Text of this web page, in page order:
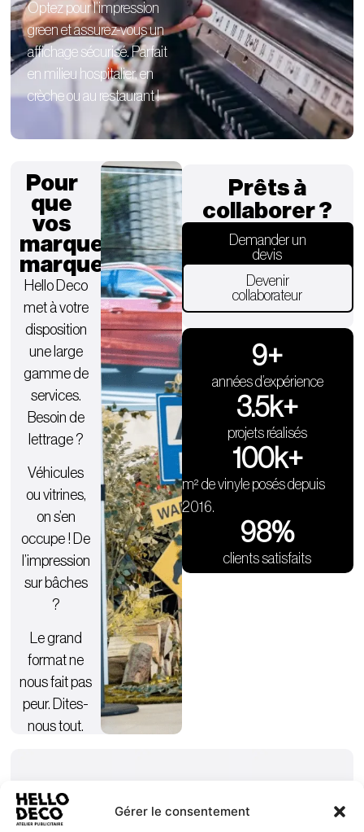
Gérer le consentement
Optez pour l’impression
green et assurez-vous un
affichage sécurisé. Parfait
en milieu hospitalier, en
crèche ou au restaurant !
Pour
que
vos
marques
marquent.
Hello Deco
met à votre
disposition
une large
gamme de
services.
Besoin de
lettrage ?
Véhicules
ou vitrines,
on s’en
occupe ! De
l’impression
sur bâches
?
Le grand
format ne
nous fait pas
peur. Dites-
nous tout.
Prêts à
collaborer ?
Demander un
devis
Devenir
collaborateur
années d’expérience
9+
projets réalisés
3.5k+
m² de vinyle posés depuis
2016.
100k+
clients satisfaits
98%